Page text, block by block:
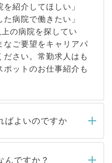
を紹介してほしい」
た病院で働きたい」
の病院を探してい
なご要望をキャリアパ
ださい。常勤求人はも
ポットのお仕事紹介も
ばよいのですか
たら、弊社担当者がご
その後メールもしくは
んですか？